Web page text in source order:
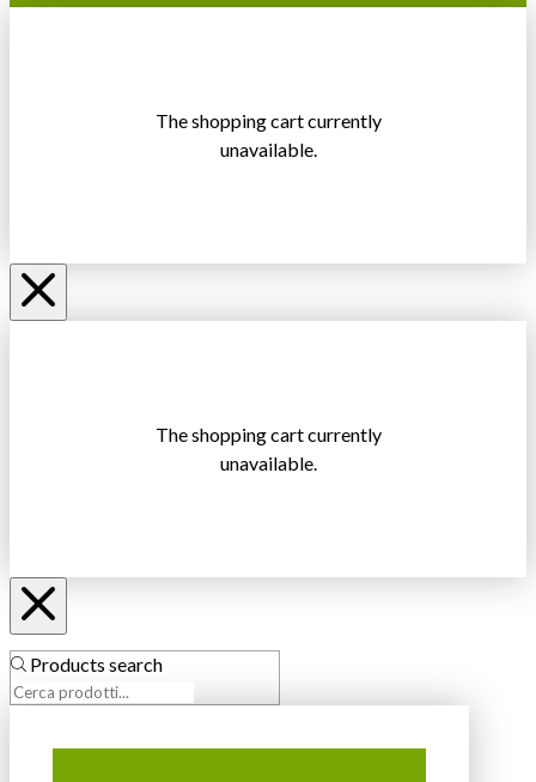
The shopping cart currently
unavailable.
The shopping cart currently
unavailable.
Products search